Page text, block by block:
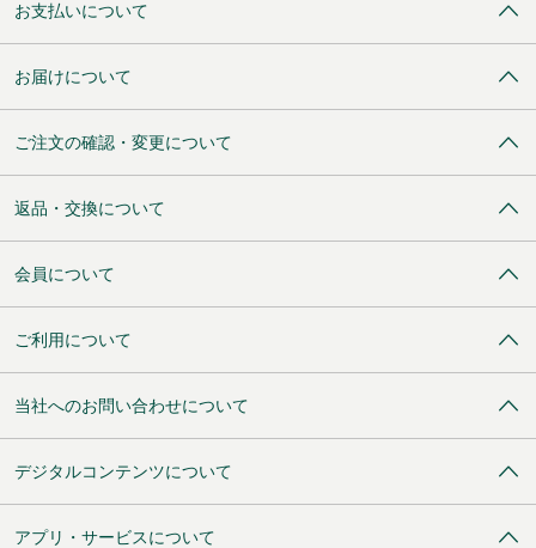
お支払いについて
お届けについて
ご注文の確認・変更について
返品・交換について
会員について
ご利用について
当社へのお問い合わせについて
デジタルコンテンツについて
アプリ・サービスについて